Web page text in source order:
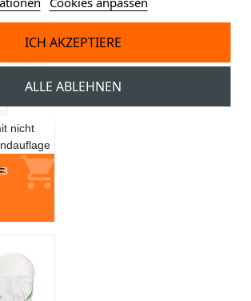
nicht
ALLE ABLEHNEN
ICH AKZEPTIERE